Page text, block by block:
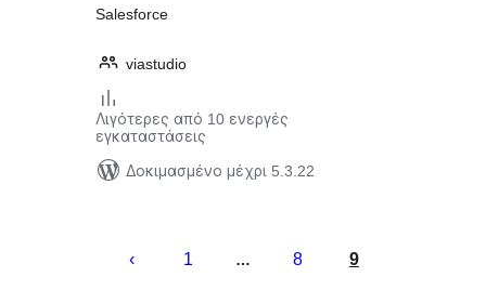
Salesforce
viastudio
Λιγότερες από 10 ενεργές
εγκαταστάσεις
Δοκιμασμένο μέχρι 5.3.22
άρθρων
1 … 8 9